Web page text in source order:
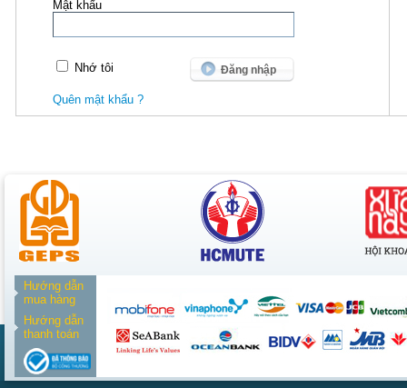
Mật khẩu
Nhớ tôi
Quên mật khẩu ?
Hướng dẫn
mua hàng
Hướng dẫn
thanh toán